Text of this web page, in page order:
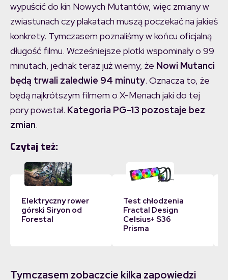
wypuścić do kin Nowych Mutantów, więc zmiany w
zwiastunach czy plakatach muszą poczekać na jakieś
konkrety. Tymczasem poznaliśmy w końcu oficjalną
długość filmu. Wcześniejsze plotki wspominały o 99
minutach, jednak teraz już wiemy, że Nowi Mutanci
będą trwali zaledwie 94 minuty. Oznacza to, że
będą najkrótszym filmem o X-Menach jaki do tej
pory powstał. Kategoria PG-13 pozostaje bez
zmian.
Czytaj też:
Elektryczny rower
górski Siryon od
Forestal
Test chłodzenia
Fractal Design
Celsius+ S36
Prisma
Tymczasem zobaczcie kilka zapowiedzi